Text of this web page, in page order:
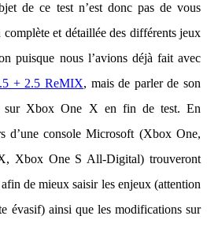
de ce test n’est donc pas de vous
et détaillée des différents jeux
puisque nous l’avions déjà fait avec
+ 2.5 ReMIX, mais de parler de son
sur Xbox One X en fin de test. En
d’une console Microsoft (Xbox One,
Xbox One S All-Digital) trouveront
de mieux saisir les enjeux (attention
évasif) ainsi que les modifications sur